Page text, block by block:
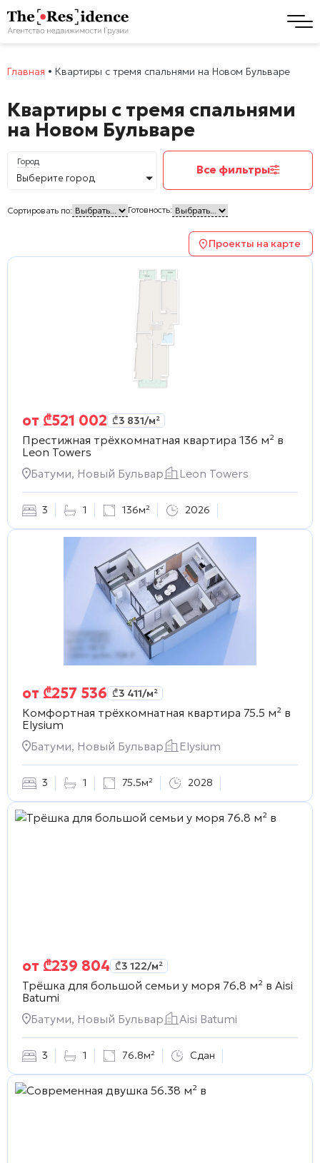
Главная • Квартиры с тремя спальнями на Новом Бульваре
Квартиры с тремя спальнями
на Новом Бульваре
Город
Выберите город
Все фильтры
Сортировать по: Готовность:
Проекты на карте
от ₾521 002 ₾3 831/м²
Престижная трёхкомнатная квартира 136 м² в
Leon Towers
Батуми, Новый Бульвар
Leon Towers
3 1 136м² 2026
от ₾257 536 ₾3 411/м²
Комфортная трёхкомнатная квартира 75.5 м² в
Elysium
Батуми, Новый Бульвар
Elysium
3 1 75.5м² 2028
от ₾239 804 ₾3 122/м²
Трёшка для большой семьи у моря 76.8 м² в Aisi
Batumi
Батуми, Новый Бульвар
Aisi Batumi
3 1 76.8м² Сдан